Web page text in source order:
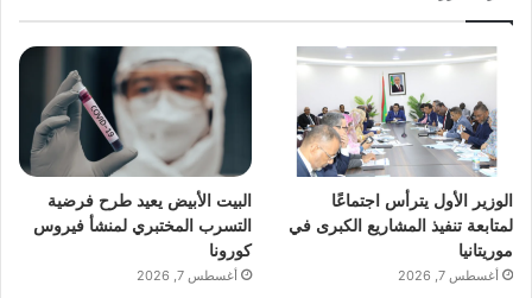
الوزير الأول يترأس اجتماعًا
لمتابعة تنفيذ المشاريع الكبرى في
موريتانيا
أغسطس 7, 2026
البيت الأبيض يعيد طرح فرضية
التسرب المختبري لمنشأ فيروس
كورونا
أغسطس 7, 2026